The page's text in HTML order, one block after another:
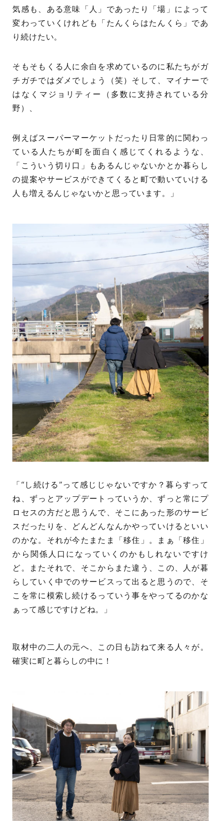
気感も、ある意味「人」であったり「場」によって
変わっていくけれども「たんくらはたんくら」であ
り続けたい。
そもそもくる人に余白を求めているのに私たちがガ
チガチではダメでしょう（笑）そして、マイナーで
はなくマジョリティー（多数に支持されている分
野）、
例えばスーパーマーケットだったり日常的に関わっ
ている人たちが町を面白く感じてくれるような、
「こういう切り口」もあるんじゃないかとか暮らし
の提案やサービスができてくると町で動いていける
人も増えるんじゃないかと思っています。」
「“し続ける”って感じじゃないですか？暮らすって
ね、ずっとアップデートっていうか、ずっと常にプ
ロセスの方だと思うんで、そこにあった形のサービ
スだったりを、どんどんなんかやっていけるといい
のかな。それが今たまたま「移住」。まぁ「移住」
から関係人口になっていくのかもしれないですけ
ど。またそれで、そこからまた違う、この、人が暮
らしていく中でのサービスって出ると思うので、そ
こを常に模索し続けるっていう事をやってるのかな
ぁって感じですけどね。」
取材中の二人の元へ、この日も訪ねて来る人々が。
確実に町と暮らしの中に！